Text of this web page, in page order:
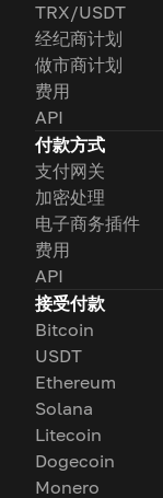
TRX/USDT
经纪商计划
做市商计划
费用
API
付款方式
支付网关
加密处理
电子商务插件
费用
API
接受付款
Bitcoin
USDT
Ethereum
Solana
Litecoin
Dogecoin
Monero